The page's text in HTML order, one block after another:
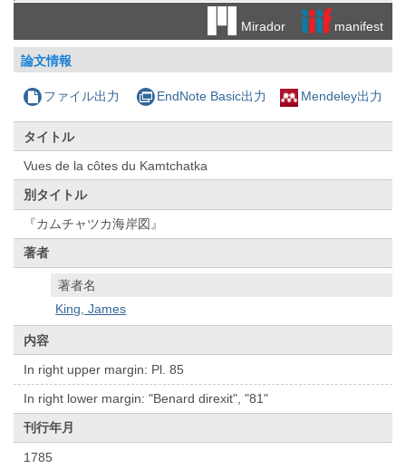
Mirador manifest
論文情報
ファイル出力 EndNote Basic出力 Mendeley出力
タイトル
Vues de la côtes du Kamtchatka
別タイトル
『カムチャツカ海岸図』
著者
著者名
King, James
内容
In right upper margin: Pl. 85
In right lower margin: "Benard direxit", "81"
刊行年月
1785